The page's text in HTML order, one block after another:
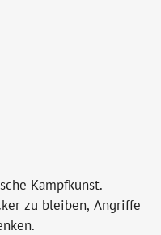
Kampfkunst.
zu bleiben, Angriffe